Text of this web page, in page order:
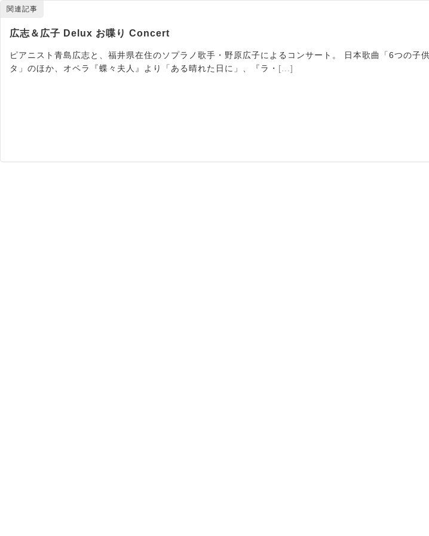
関連記事
広志＆広子 Delux お喋り Concert
ピアニスト青島広志と、福井県在住のソプラノ歌手・野原広子によるコンサート。 日本歌曲「6つの子
タ」のほか、オペラ『蝶々夫人』より「ある晴れた日に」、『ラ・ [...]